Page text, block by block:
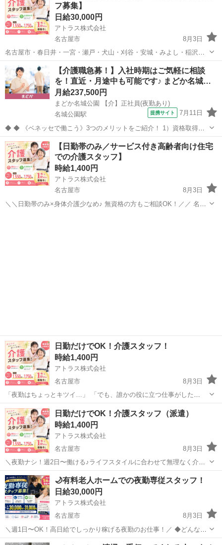
フ募集】
日給30,000円
アトラス株式会社
名古屋市
8月3日
名古屋市・春日井・一宮・瀬戸・犬山・刈谷・安城・みよし・稲沢・
愛西など… ＼勤務地いろいろ！希望も相談OKです♪／ お仕事内容 有
料老人ホームでの夜勤専従のお仕事です！ ▼おまかせすることは… ・
利用者さん...
愛知 名古屋市 介護 スタッフ
【介護職急募！】入社時期はご気軽に相談
を！直近・月途中も可能です♪ まどか名城…
月給237,500円
まどか名城公園 【介】正社員(夜勤あり)
名城公園駅
提携サイト 7月11日
◆ ◆ 《ベネッセで働こう》3つのメリットをご紹介！ 1）資格取得支
援制度＆受験・研修費の実費負担あり！(規定あり) 2）着実にキャリア
を磨けるでステップアップフィールドが充実！ 3）他社講座も受講
OK！ 《入社後サポ...
愛知 名古屋市 名城公園駅
【日勤帯のみ／サービス付き高齢者向け住宅
での介護スタッフ】
時給1,400円
アトラス株式会社
名古屋市
8月3日
＼＼日勤帯のみ×身体介護少なめ♪ 無資格の方もご相談OK！／／ 名古
日勤だけでOK！介護スタッフ！
時給1,400円
アトラス株式会社
名古屋市
8月3日
「夜勤はちょっとキツイ…」 「でも、誰かの役に立つ仕事がした
い！」 そんな方にピッタリ◎ 利用者さんのサポートを、日中だけお手
伝いしませんか？ 🧹おしごと内容 サービス付き高齢者向け住宅で、
利用者さんのケア...
愛知 名古屋市
日勤だけでOK！介護スタッフ（派遣）
時給1,400円
アトラス株式会社
名古屋市
8月3日
＼夜勤ナシ！週2日〜働ける♪ライフスタイルに合わせて無理なく介護
のお仕事／ ◆どんなお仕事？ サービス付き高齢者向け住宅で、利用者
さんの訪問介護をお願いします！ 身体介助は少なめなので、負担も控
えめ◎ 具体的...
愛知 名古屋市 介護 時給
🌙有料老人ホームでの夜勤専従スタッフ！
日給30,000円
アトラス株式会社
名古屋市
8月3日
＼週1日〜OK！高日給でしっかり稼げる夜勤のお仕事！／ ◆どんなお
仕事？ 有料老人ホームで、利用者さんの夜間の見守りやちょっとした
愛知 名古屋市 給料